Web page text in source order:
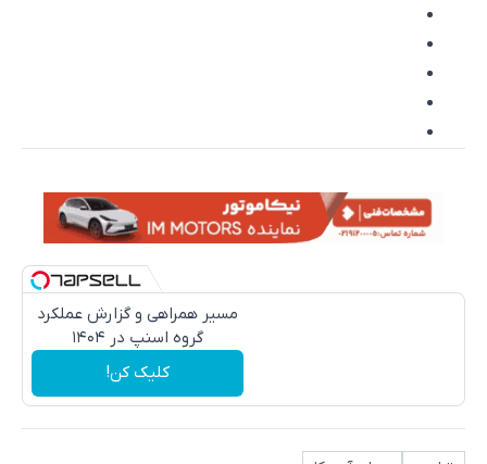
مسیر همراهی و گزارش عملکرد
گروه اسنپ در ۱۴۰۴
کلیک کن!